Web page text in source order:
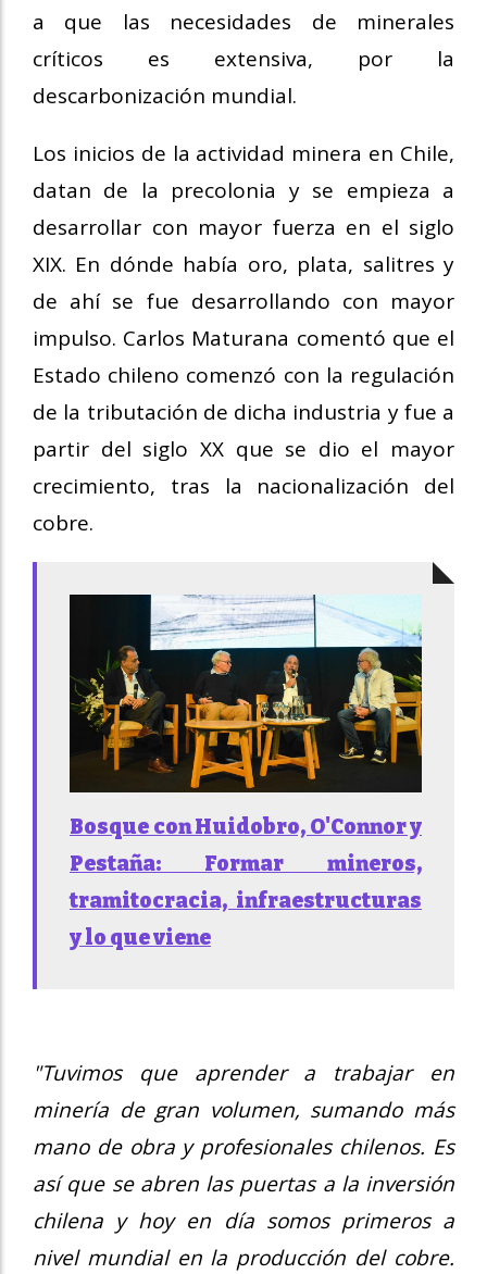
a que las necesidades de minerales
críticos es extensiva, por la
descarbonización mundial.
Los inicios de la actividad minera en Chile,
datan de la precolonia y se empieza a
desarrollar con mayor fuerza en el siglo
XIX. En dónde había oro, plata, salitres y
de ahí se fue desarrollando con mayor
impulso. Carlos Maturana comentó que el
Estado chileno comenzó con la regulación
de la tributación de dicha industria y fue a
partir del siglo XX que se dio el mayor
crecimiento, tras la nacionalización del
cobre.
Bosque con Huidobro, O'Connor y
Pestaña: Formar mineros,
tramitocracia, infraestructuras
y lo que viene
"Tuvimos que aprender a trabajar en
minería de gran volumen, sumando más
mano de obra y profesionales chilenos. Es
así que se abren las puertas a la inversión
chilena y hoy en día somos primeros a
nivel mundial en la producción del cobre.